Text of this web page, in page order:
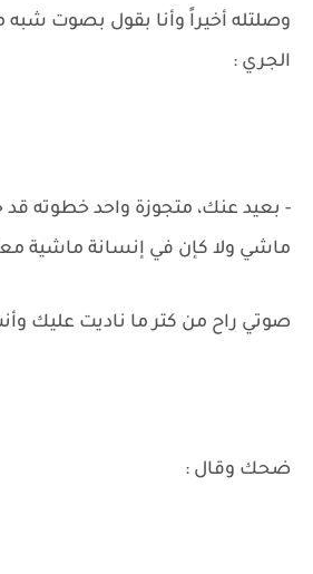
وصلتله أخيراً وأنا بقول بصوت
الجري :
- بعيد عنك، متجوزة واحد خطوته قد
ماشي ولا كإن في إنسانة ماشية
صوتي راح من كتر ما ناديت عليك
ضحك وقال :